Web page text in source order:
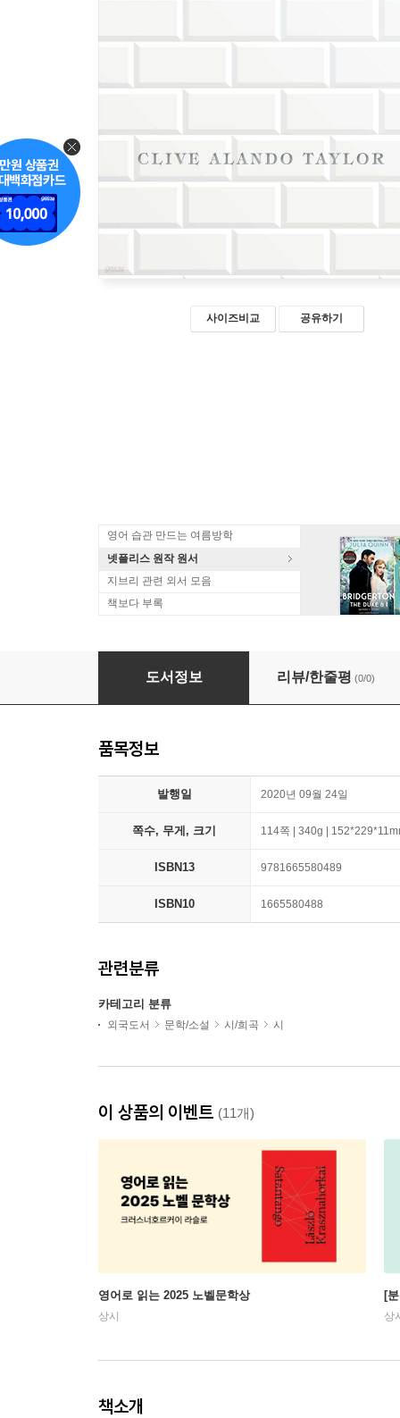
사이즈비교 공유하기
영어 습관 만드는 여름방학
넷플리스 원작 원서
지브리 관련 외서 모음
책보다 부록
White Book
도서정보 리뷰/한줄평 (0/0)
품목정보
발행일 2020년 09월 24일
쪽수, 무게, 크기 114쪽 | 340g |
ISBN13 9781665580489
ISBN10 1665580488
관련분류
카테고리 분류
외국도서 문학/소설 시/희곡 시
이 상품의 이벤트 (11개)
영어로 읽는 2025 노벨문학상
상시
[
상
책소개